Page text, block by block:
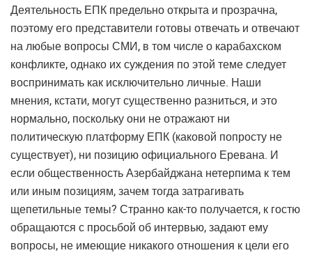
Деятельность ЕПК предельно открыта и прозрачна,
поэтому его представители готовы отвечать и отвечают
на любые вопросы СМИ, в том числе о карабахском
конфликте, однако их суждения по этой теме следует
воспринимать как исключительно личные. Наши
мнения, кстати, могут существенно разниться, и это
нормально, поскольку они не отражают ни
политическую платформу ЕПК (каковой попросту не
существует), ни позицию официального Еревана. И
если общественность Азербайджана нетерпима к тем
или иным позициям, зачем тогда затрагивать
щепетильные темы? Странно как-то получается, к гостю
обращаются с просьбой об интервью, задают ему
вопросы, не имеющие никакого отношения к цели его